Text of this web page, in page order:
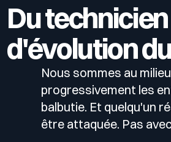
Du
d'évolution
Nous sommes au
progressivement les
balbutie. Et quelqu'un
être attaquée. Pas